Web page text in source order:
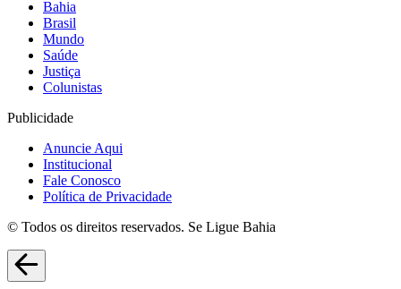
Bahia
Brasil
Mundo
Saúde
Justiça
Colunistas
Publicidade
Anuncie Aqui
Institucional
Fale Conosco
Política de Privacidade
© Todos os direitos reservados. Se Ligue Bahia